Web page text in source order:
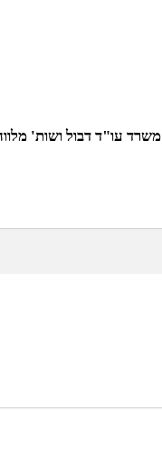
משרד עו"ד דבול ושות'